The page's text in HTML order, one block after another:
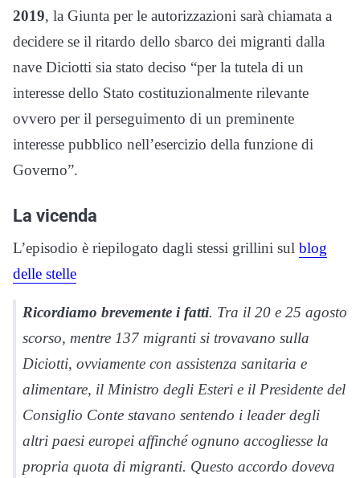
2019, la Giunta per le autorizzazioni sarà chiamata a
decidere se il ritardo dello sbarco dei migranti dalla
nave Diciotti sia stato deciso “per la tutela di un
interesse dello Stato costituzionalmente rilevante
ovvero per il perseguimento di un preminente
interesse pubblico nell’esercizio della funzione di
Governo”.
La vicenda
L’episodio è riepilogato dagli stessi grillini sul blog
delle stelle
Ricordiamo brevemente i fatti. Tra il 20 e 25 agosto
scorso, mentre 137 migranti si trovavano sulla
Diciotti, ovviamente con assistenza sanitaria e
alimentare, il Ministro degli Esteri e il Presidente del
Consiglio Conte stavano sentendo i leader degli
altri paesi europei affinché ognuno accogliesse la
propria quota di migranti. Questo accordo doveva